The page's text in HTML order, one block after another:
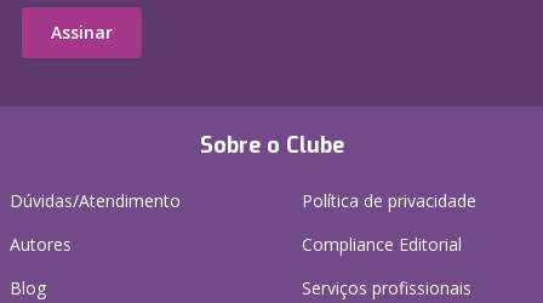
Sobre o Clube
Dúvidas/Atendimento
Autores
Blog
Política de privacidade
Compliance Editorial
Serviços profissionais
Assinar